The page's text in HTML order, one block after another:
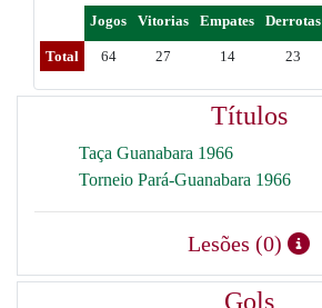
Jogos Vitorias Empates Derrotas
Total 64 27 14 23
Títulos
Taça Guanabara 1966
Torneio Pará-Guanabara 1966
Lesões (0)
Gols